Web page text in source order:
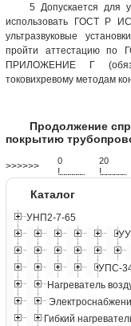
5 Допускается для
использовать ГОСТ Р
ультразвуковые
пройти аттестацию по
ПРИЛОЖЕНИЕ Г
токовихревому методам
Продолжение
покрытию
>>>>>> 0
!...................
20
!...................
Каталог
УНП2-7-65
УПС-
Нагреватель
Гибкий